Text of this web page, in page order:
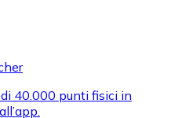
40.000 punti fisici in